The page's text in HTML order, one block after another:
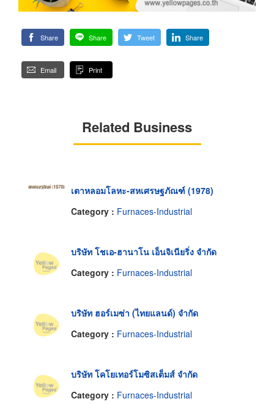
Share Share Tweet Share
Email Print
Related Business
เตาหลอมโลหะ-สหเศรษฐภัณฑ์ (1978)
Category : Furnaces-Industrial
บริษัท โชเอ-ฮานาโน เอ็นจิเนียริ่ง จำกัด
Category : Furnaces-Industrial
บริษัท ฮอร์เมซ่า (ไทยแลนด์) จำกัด
Category : Furnaces-Industrial
บริษัท โคโยเทอร์โมซิสเต็มส์ จำกัด
Category : Furnaces-Industrial